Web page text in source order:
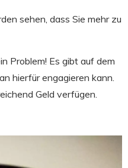
sehen, dass Sie mehr zu
Problem! Es gibt auf dem
hierfür engagieren kann.
Geld verfügen.